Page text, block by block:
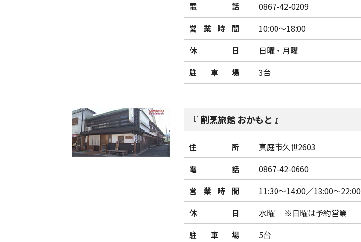
電話
0867-42-0209
営業時間
10:00～18:00
休日
日曜・月曜
駐車場
3台
割烹旅館 おかもと
住所
真庭市久世2603
電話
0867-42-0660
営業時間
11:30～14:00／18:00～22:00
休日
水曜 ※日曜は予約営業
駐車場
5台